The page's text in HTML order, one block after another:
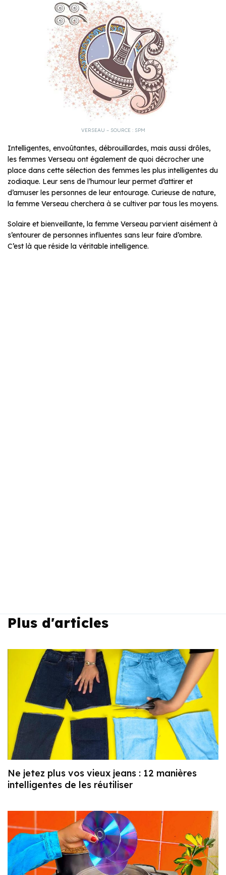
VERSEAU – SOURCE : SPM
Intelligentes, envoûtantes, débrouillardes, mais aussi drôles,
les femmes Verseau ont également de quoi décrocher une
place dans cette sélection des femmes les plus intelligentes du
zodiaque. Leur sens de l’humour leur permet d’attirer et
d’amuser les personnes de leur entourage. Curieuse de nature,
la femme Verseau cherchera à se cultiver par tous les moyens.
Solaire et bienveillante, la femme Verseau parvient aisément à
s’entourer de personnes influentes sans leur faire d’ombre.
C’est là que réside la véritable intelligence.
Plus d'articles
Ne jetez plus vos vieux jeans : 12 manières
intelligentes de les réutiliser